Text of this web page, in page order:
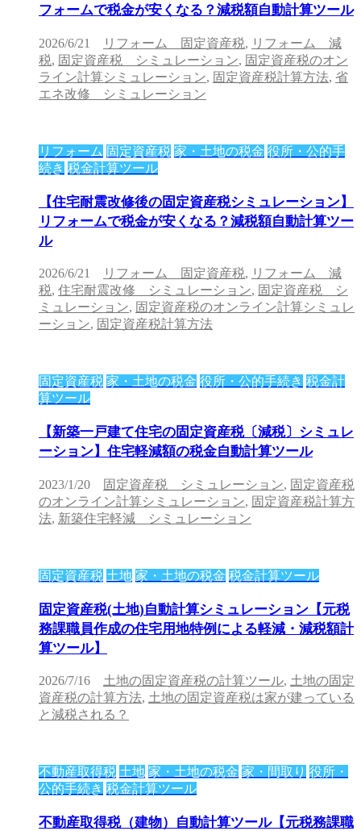
フォームで税金が安くなる？減税額自動計算ツール
2026/6/21 リフォーム 固定資産税, リフォーム 減
税, 固定資産税 シミュレーション, 固定資産税のオン
ライン計算シミュレーション, 固定資産税計算方法, 省
エネ改修 シミュレーション
リフォーム 固定資産税 家・土地の税金 役所・公的手
続き 税金計算ツール
【住宅耐震改修後の固定資産税シミュレーション】
リフォームで税金が安くなる？減税額自動計算ツー
ル
2026/6/21 リフォーム 固定資産税, リフォーム 減
税, 住宅耐震改修 シミュレーション, 固定資産税 シ
ミュレーション, 固定資産税のオンライン計算シミュレ
ーション, 固定資産税計算方法
固定資産税 家・土地の税金 役所・公的手続き 税金計
算ツール
【新築一戸建て住宅の固定資産税〔減税〕シミュレ
ーション】住宅軽減額の税金自動計算ツール
2023/1/20 固定資産税 シミュレーション, 固定資産税
のオンライン計算シミュレーション, 固定資産税計算方
法, 新築住宅軽減 シミュレーション
固定資産税 土地 家・土地の税金 税金計算ツール
固定資産税(土地)自動計算シミュレーション【元税
務課職員作成の住宅用地特例による軽減・減税額計
算ツール】
2026/7/16 土地の固定資産税の計算ツール, 土地の固定
資産税の計算方法, 土地の固定資産税は家が建っている
と減税される？
不動産取得税 土地 家・土地の税金 家・間取り 役所・
公的手続き 税金計算ツール
不動産取得税（建物）自動計算ツール【元税務課職